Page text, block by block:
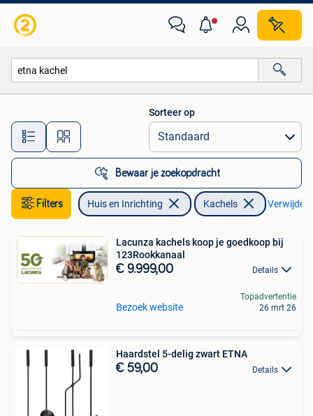
Alle afstanden…
Sorteer op
Bewaar je zoekopdracht
Filters Huis en Inrichting Kachels Verwijder
Lacunza kachels koop je goedkoop bij
123Rookkanaal
€ 9.999,00 Details
Bezoek website
Topadvertentie
26 mrt 26
Haardstel 5-delig zwart ETNA
€ 59,00 Details